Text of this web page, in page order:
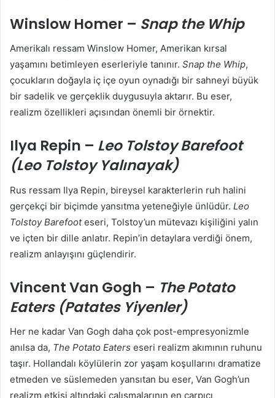
Winslow Homer – Snap the Whip
Amerikalı ressam Winslow Homer, Amerikan kırsal
yaşamını betimleyen eserleriyle tanınır. Snap the Whip,
çocukların doğayla iç içe oyun oynadığı bir sahneyi büyük
bir sadelik ve gerçeklik duygusuyla aktarır. Bu eser,
realizm özellikleri açısından önemli bir örnektir.
Ilya Repin – Leo Tolstoy Barefoot
(Leo Tolstoy Yalınayak)
Rus ressam Ilya Repin, bireysel karakterlerin ruh halini
gerçekçi bir biçimde yansıtma yeteneğiyle ünlüdür. Leo
Tolstoy Barefooteseri, Tolstoy’un mütevazı kişiliğini yalın
ve içten bir dille anlatır. Repin’in detaylara verdiği önem,
realizm anlayışını güçlendirir.
Vincent Van Gogh – The Potato
Eaters (Patates Yiyenler)
Her ne kadar Van Gogh daha çok post-empresyonizmle
anılsa da, The Potato Eaters eseri realizm akımının ruhunu
taşır. Hollandalı köylülerin zor yaşam koşullarını dramatize
etmeden ve süslemeden yansıtan bu eser, Van Gogh’un
realizm etkisi altındaki çalışmalarının en çarpıcı